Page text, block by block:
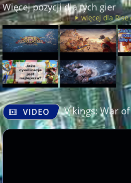
Więcej pozycji dla tych gier
więcej dla Rise
VIDEO Vikings: War